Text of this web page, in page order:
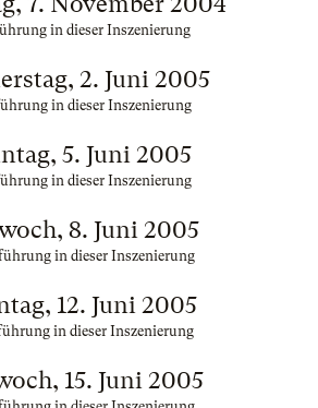
in dieser Inszenierung
2. Juni 2005
in dieser Inszenierung
5. Juni 2005
in dieser Inszenierung
8. Juni 2005
in dieser Inszenierung
12. Juni 2005
in dieser Inszenierung
15. Juni 2005